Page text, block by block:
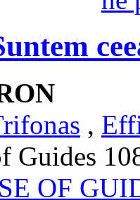
,
Guides
OF